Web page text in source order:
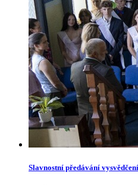
Slavnostní předávání